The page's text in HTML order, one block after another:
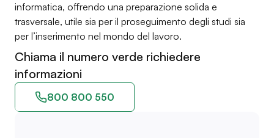
informatica, offrendo una preparazione solida e
trasversale, utile sia per il proseguimento degli studi sia
per l’inserimento nel mondo del lavoro.
Chiama il numero verde richiedere
informazioni
800 800 550